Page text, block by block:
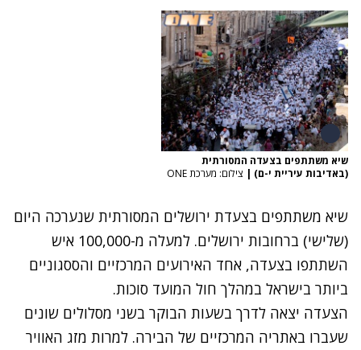
שיא משתתפים בצעדה המסורתית
(באדיבות עיריית י-ם) | צילום: מערכת ONE
שיא משתתפים בצעדת ירושלים המסורתית שנערכה היום
(שלישי) ברחובות ירושלים. למעלה מ-100,000 איש
השתתפו בצעדה, אחד האירועים המרכזיים והססגוניים
ביותר בישראל במהלך חול המועד סוכות.
הצעדה יצאה לדרך בשעות הבוקר בשני מסלולים שונים
שעברו באתריה המרכזיים של הבירה. למרות מזג האוויר